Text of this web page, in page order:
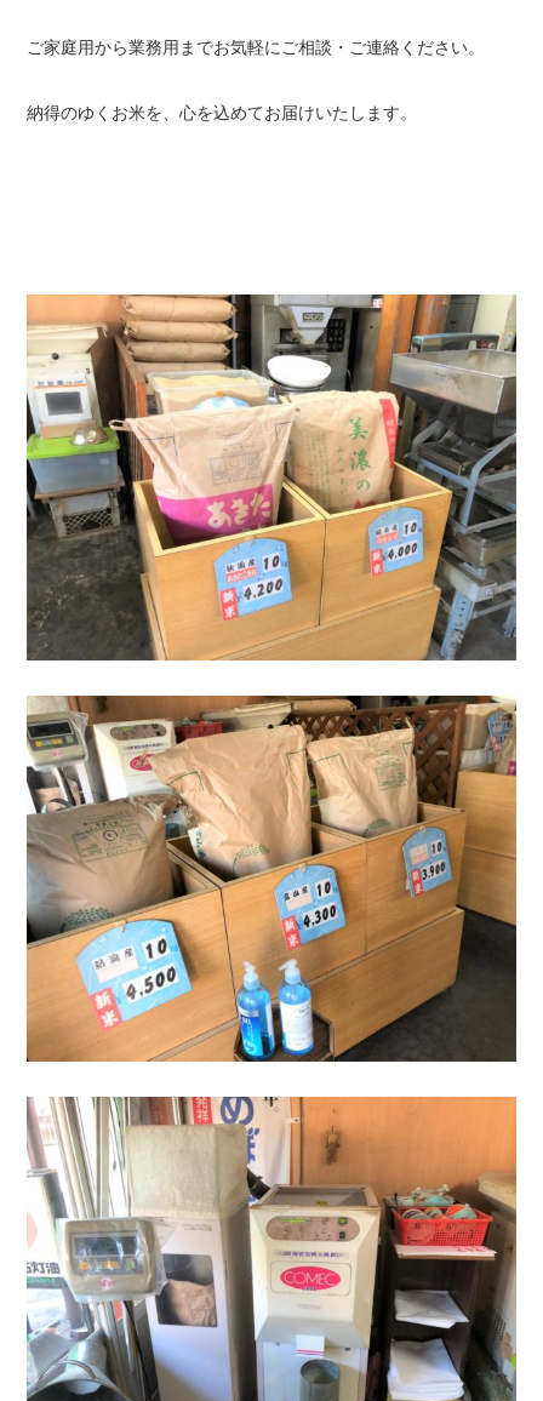
ご家庭用から業務用までお気軽にご相談・ご連絡ください。
納得のゆくお米を、心を込めてお届けいたします。